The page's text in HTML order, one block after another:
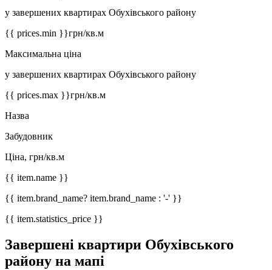
у завершених квартирах Обухівського району
{{ prices.min }}грн/кв.м
Максимальна ціна
у завершених квартирах Обухівського району
{{ prices.max }}грн/кв.м
Назва
Забудовник
Ціна, грн/кв.м
{{ item.name }}
{{ item.brand_name? item.brand_name : '-' }}
{{ item.statistics_price }}
Завершені квартири Обухівського
району на мапі